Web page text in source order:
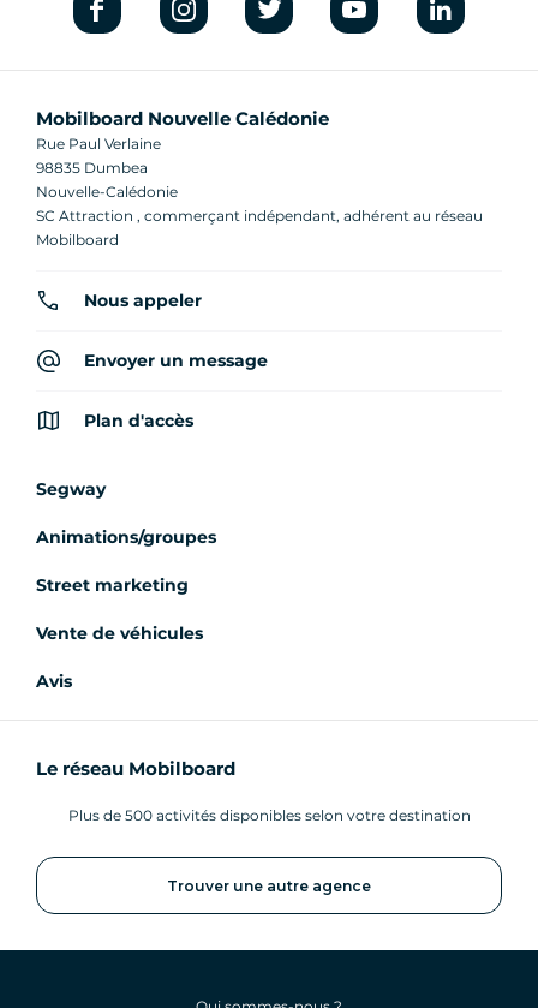
Mobilboard Nouvelle Calédonie
Rue Paul Verlaine
98835 Dumbea
Nouvelle-Calédonie
SC Attraction , commerçant indépendant, adhérent au réseau
Mobilboard
Nous appeler
Envoyer un message
Plan d'accès
Segway
Animations/groupes
Street marketing
Vente de véhicules
Avis
Le réseau Mobilboard
Plus de 500 activités disponibles selon votre destination
Trouver une autre agence